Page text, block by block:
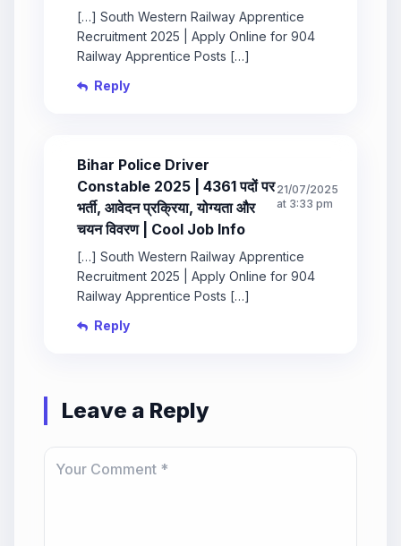
[…] South Western Railway Apprentice
Recruitment 2025 | Apply Online for 904
Railway Apprentice Posts […]
Reply
Bihar Police Driver
Constable 2025 | 4361 पदों पर
भर्ती, आवेदन प्रक्रिया, योग्यता और
चयन विवरण | Cool Job Info
21/07/2025
at 3:33 pm
[…] South Western Railway Apprentice
Recruitment 2025 | Apply Online for 904
Railway Apprentice Posts […]
Reply
Leave a Reply